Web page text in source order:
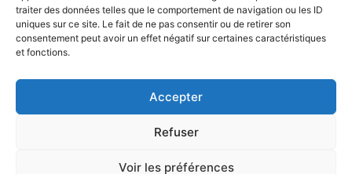
traiter des données telles que le comportement de navigation ou les ID
uniques sur ce site. Le fait de ne pas consentir ou de retirer son
consentement peut avoir un effet négatif sur certaines caractéristiques
et fonctions.
Accepter
Refuser
Voir les préférences
Mentions légales
Plan du site
Confidentialité